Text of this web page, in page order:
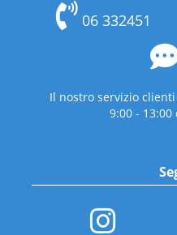
06 332451
Il nostro servizio
9:00 - 13:00